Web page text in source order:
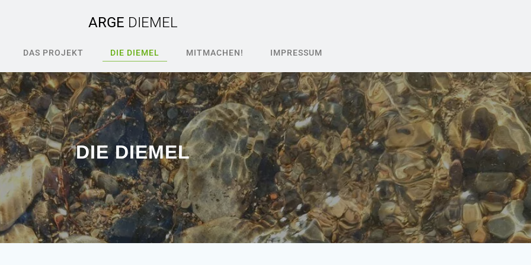
ARGE DIEMEL
DAS PROJEKT DIE DIEMEL MITMACHEN! IMPRESSUM
DIE DIEMEL